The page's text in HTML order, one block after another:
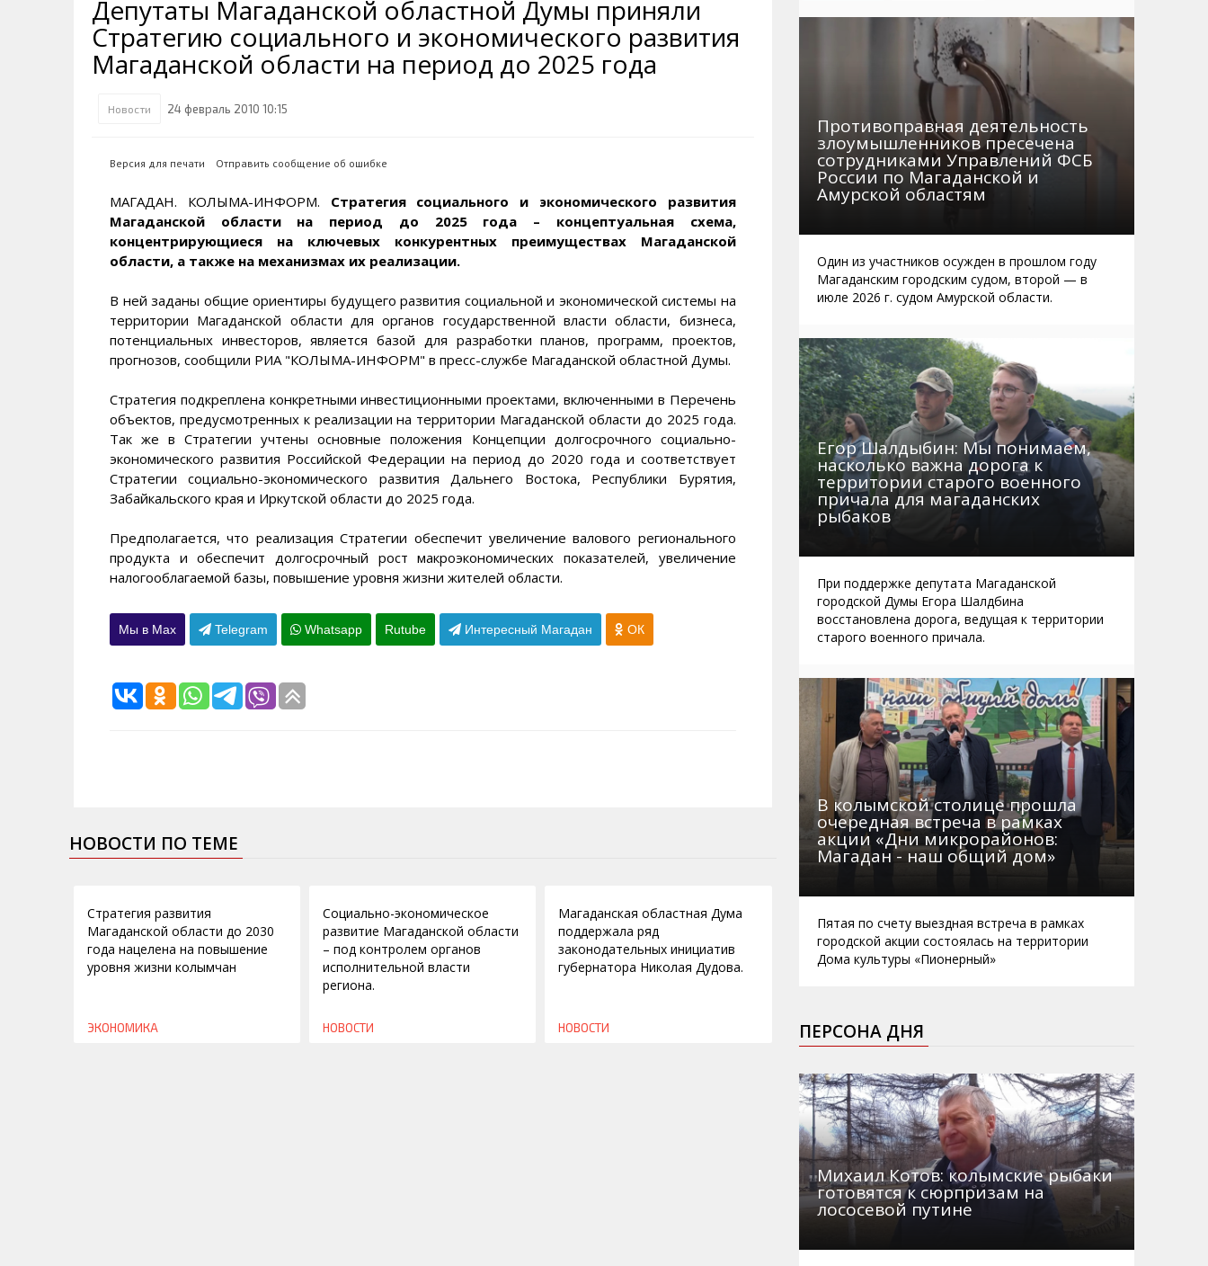
Транспортная инфраструктура
Их надо знать. Галерея славы
Колымы
Магадана и области
Интерактивная карта
Песни о Колыме
Хранители экрана. Заставки
Кинохроника Магадана
3D районы города
Фотоальбом
Телефоны
Автобусы Магадан – Аэропорт
Таблица приливов отливов
Губернатор
Наркоте нет
Аэропорт Магадан
Полицейских не бить
Аварии ДТП
Кванториум
Визит
Благоустройство
Алименты
УМВД
Косторезы Магадана
Профсоюзы
Интернет
Жилье
Не мусорить
Браконьеры
Депутаты Магаданской областной Думы приняли
Стратегию социального и экономического развития
Магаданской области на период до 2025 года
Новости 24 февраль 2010 10:15
Версия для печати Отправить сообщение об ошибке
МАГАДАН. КОЛЫМА-ИНФОРМ. Стратегия социального и экономического развития
Магаданской области на период до 2025 года – концептуальная схема,
концентрирующиеся на ключевых конкурентных преимуществах Магаданской
области, а также на механизмах их реализации.
В ней заданы общие ориентиры будущего развития социальной и экономической системы на
территории Магаданской области для органов государственной власти области, бизнеса,
потенциальных инвесторов, является базой для разработки планов, программ, проектов,
прогнозов, сообщили РИА "КОЛЫМА-ИНФОРМ" в пресс-службе Магаданской областной Думы.
Стратегия подкреплена конкретными инвестиционными проектами, включенными в Перечень
объектов, предусмотренных к реализации на территории Магаданской области до 2025 года.
Так же в Стратегии учтены основные положения Концепции долгосрочного социально-
экономического развития Российской Федерации на период до 2020 года и соответствует
Стратегии социально-экономического развития Дальнего Востока, Республики Бурятия,
Забайкальского края и Иркутской области до 2025 года.
Предполагается, что реализация Стратегии обеспечит увеличение валового регионального
продукта и обеспечит долгосрочный рост макроэкономических показателей, увеличение
налогооблагаемой базы, повышение уровня жизни жителей области.
Мы в Max Telegram Whatsapp Rutube Интересный Магадан ОК
НОВОСТИ ПО ТЕМЕ
Стратегия развития
Магаданской области до 2030
года нацелена на повышение
уровня жизни колымчан
ЭКОНОМИКА
Социально-экономическое
развитие Магаданской области
– под контролем органов
исполнительной власти
региона.
НОВОСТИ
Магаданская областная Дума
поддержала ряд
законодательных инициатив
губернатора Николая Дудова.
НОВОСТИ
Противоправная деятельность
злоумышленников пресечена
сотрудниками Управлений ФСБ
России по Магаданской и
Амурской областям
Один из участников осужден в прошлом году
Магаданским городским судом, второй — в
июле 2026 г. судом Амурской области.
Егор Шалдыбин: Мы понимаем,
насколько важна дорога к
территории старого военного
причала для магаданских
рыбаков
При поддержке депутата Магаданской
городской Думы Егора Шалдбина
восстановлена дорога, ведущая к территории
старого военного причала.
В колымской столице прошла
очередная встреча в рамках
акции «Дни микрорайонов:
Магадан - наш общий дом»
Пятая по счету выездная встреча в рамках
городской акции состоялась на территории
Дома культуры «Пионерный»
ПЕРСОНА ДНЯ
Михаил Котов: колымские рыбаки
готовятся к сюрпризам на
лососевой путине